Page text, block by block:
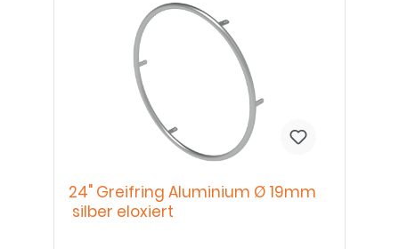
24" Greifring Aluminium Ø 19mm
silber eloxiert